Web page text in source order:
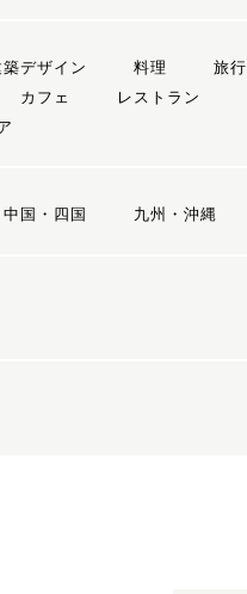
築デザイン 料理 旅行
カフェ レストラン
中国・四国 九州・沖縄